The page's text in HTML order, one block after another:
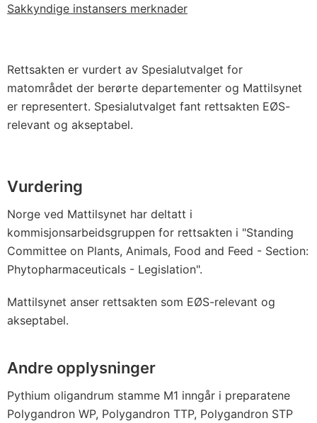
Sakkyndige instansers merknader
Rettsakten er vurdert av Spesialutvalget for
matområdet der berørte departementer og Mattilsynet
er representert. Spesialutvalget fant rettsakten EØS-
relevant og akseptabel.
Vurdering
Norge ved Mattilsynet har deltatt i
kommisjonsarbeidsgruppen for rettsakten i "Standing
Committee on Plants, Animals, Food and Feed - Section:
Phytopharmaceuticals - Legislation".
Mattilsynet anser rettsakten som EØS-relevant og
akseptabel.
Andre opplysninger
Pythium oligandrum stamme M1 inngår i preparatene
Polygandron WP, Polygandron TTP, Polygandron STP